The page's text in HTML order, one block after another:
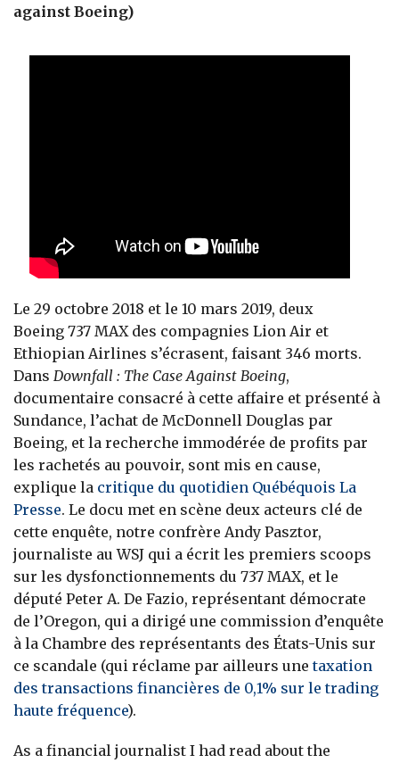
against Boeing)
Le 29 octobre 2018 et le 10 mars 2019, deux
Boeing 737 MAX des compagnies Lion Air et
Ethiopian Airlines s’écrasent, faisant 346 morts.
Dans Downfall : The Case Against Boeing,
documentaire consacré à cette affaire et présenté à
Sundance, l’achat de McDonnell Douglas par
Boeing, et la recherche immodérée de profits par
les rachetés au pouvoir, sont mis en cause,
explique la critique du quotidien Québéquois La
Presse. Le docu met en scène deux acteurs clé de
cette enquête, notre confrère Andy Pasztor,
journaliste au WSJ qui a écrit les premiers scoops
sur les dysfonctionnements du 737 MAX, et le
député Peter A. De Fazio, représentant démocrate
de l’Oregon, qui a dirigé une commission d’enquête
à la Chambre des représentants des États-Unis sur
ce scandale (qui réclame par ailleurs unetaxation
des transactions financières de 0,1% sur le trading
haute fréquence).
As a financial journalist I had read about the